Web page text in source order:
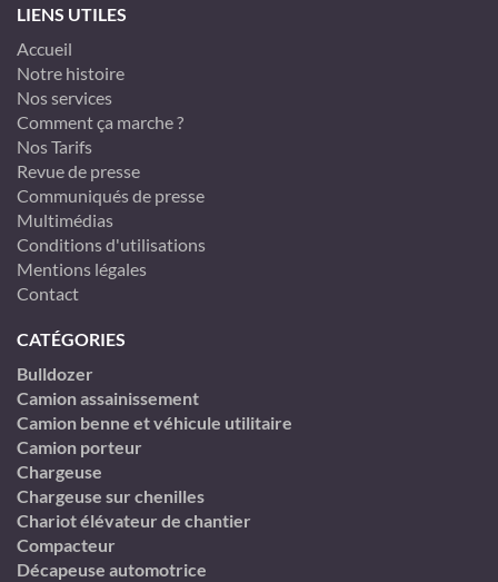
LIENS UTILES
Accueil
Notre histoire
Nos services
Comment ça marche ?
Nos Tarifs
Revue de presse
Communiqués de presse
Multimédias
Conditions d'utilisations
Mentions légales
Contact
CATÉGORIES
Bulldozer
Camion assainissement
Camion benne et véhicule utilitaire
Camion porteur
Chargeuse
Chargeuse sur chenilles
Chariot élévateur de chantier
Compacteur
Décapeuse automotrice